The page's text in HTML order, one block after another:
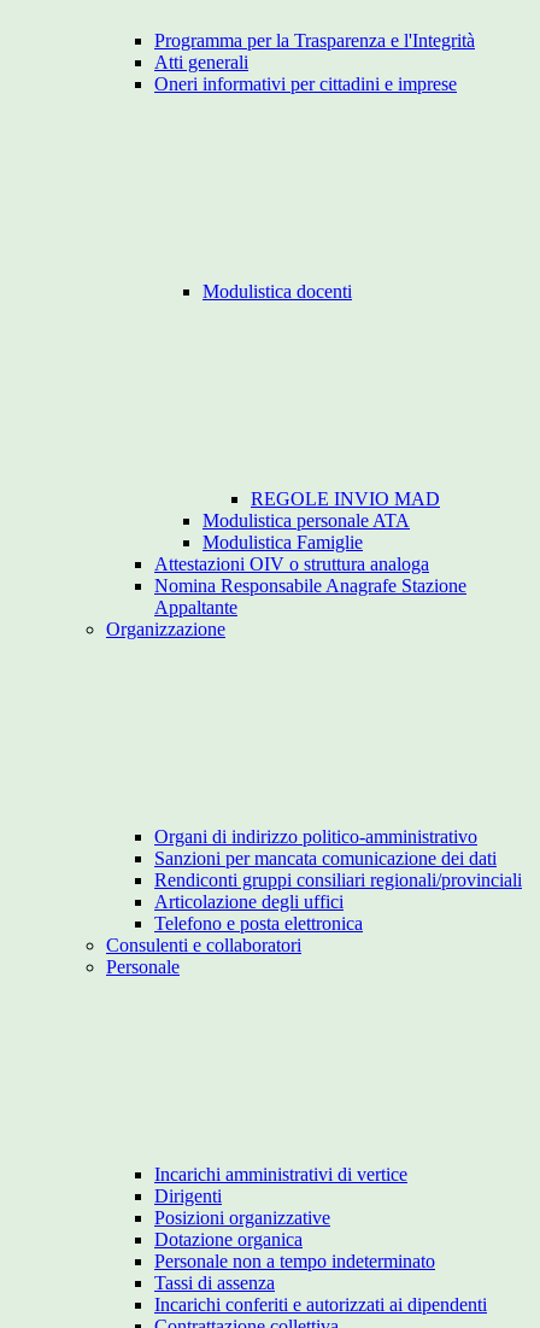
Programma per la Trasparenza e l'Integrità
Atti generali
Oneri informativi per cittadini e imprese
Modulistica docenti
REGOLE INVIO MAD
Modulistica personale ATA
Modulistica Famiglie
Attestazioni OIV o struttura analoga
Nomina Responsabile Anagrafe Stazione
Appaltante
Organizzazione
Organi di indirizzo politico-amministrativo
Sanzioni per mancata comunicazione dei dati
Rendiconti gruppi consiliari regionali/provinciali
Articolazione degli uffici
Telefono e posta elettronica
Consulenti e collaboratori
Personale
Incarichi amministrativi di vertice
Dirigenti
Posizioni organizzative
Dotazione organica
Personale non a tempo indeterminato
Tassi di assenza
Incarichi conferiti e autorizzati ai dipendenti